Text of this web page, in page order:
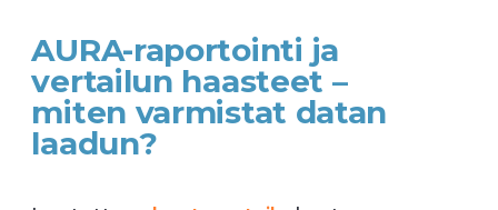
AURA-raportointi ja
vertailun haasteet –
miten varmistat datan
laadun?